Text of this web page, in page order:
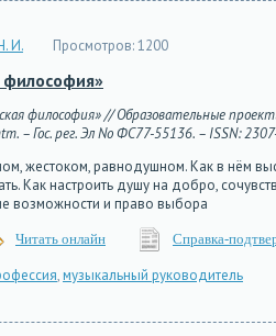
И. Просмотров:1200
философия»
философия» // Образовательные
– Гос. рег. Эл No ФС77-55136. – ISSN:
жестоком, равнодушном. Как в нём
Как настроить душу на добро,
возможности и право выбора
Читать онлайн Справка-
,музыкальный руководитель